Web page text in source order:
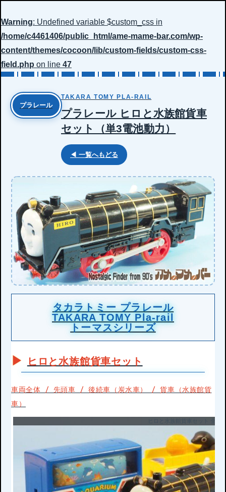
Warning: Undefined variable $custom_css in
/home/c4461406/public_html/ame-mame-bar.com/wp-
content/themes/cocoon/lib/custom-fields/custom-css-
field.php on line 47
プラレール
TAKARA TOMY PLA-RAIL
プラレール ヒロと水族館貨車
セット（単3電池動力）
◀ 一覧へもどる
タカラトミー プラレール
TAKARA TOMY Pla-rail
トーマスシリーズ
ヒロと水族館貨車セット
車両全体 / 先頭車 / 後続車（炭水車） / 貨車（水族館貨
車）